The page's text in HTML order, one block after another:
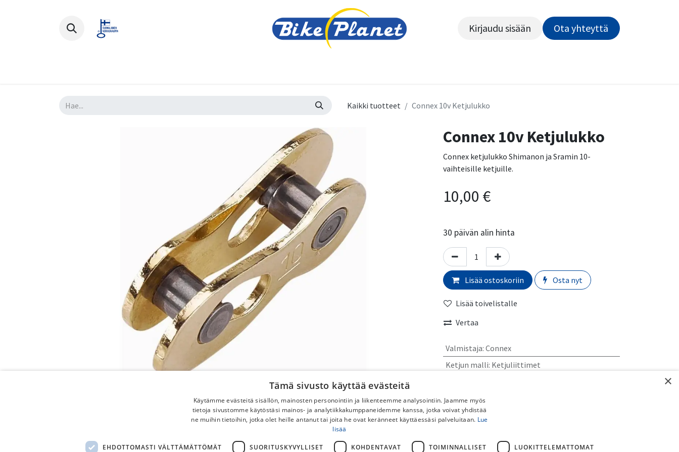
Kirjaudu sisään Ota yhteyttä​​​​​​
Kaikki tuotteet Connex 10v Ketjulukko
Connex 10v Ketjulukko
Connex ketjulukko Shimanon ja Sramin 10-
vaihteisille ketjuille.
10,00 €
30 päivän alin hinta
Lisää ostoskoriin Osta nyt
Lisää toivelistalle
Vertaa
Valmistaja: Connex
Ketjun malli: Ketjuliittimet
Toimituskulut:
Nouto myymälästä:
Postipaketti (ei pyörille):
​​​​​​​8,90€
×
Tämä sivusto käyttää evästeitä
Käytämme evästeitä sisällön, mainosten personointiin ja liikenteemme analysointiin. Jaamme myös
tietoja sivustomme käytöstäsi mainos- ja analytiikkakumppaneidemme kanssa, jotka voivat yhdistää
ne muihin tietoihin, jotka olet heille antanut tai joita he ovat keränneet käyttäessäsi palveluitaan. Lue
lisää
EHDOTTOMASTI VÄLTTÄMÄTTÖMÄT SUORITUSKYVYLLISET KOHDENTAVAT TOIMINNALLISET LUOKITTELEMATTOMAT